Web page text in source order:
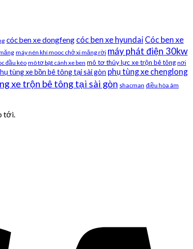
cóc ben xe dongfeng cóc ben xe hyundai Cóc ben xe
máy nén khí mooc chở xi măng rời máy phát điện 30kw
đầu kéomô tơ bạt cánh xe ben mô tơ thủy lực xe trộn bê tông nơi
tùng xe bồn bê tông tại sài gòn phụ tùng xe chenglong
xe trộn bê tông tại sài gòn shacman điều hòa âm
tới.